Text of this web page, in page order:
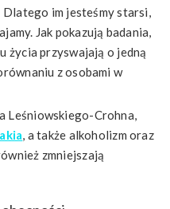
Dlatego im jesteśmy starsi,
Jak pokazują badania,
życia przyswajają o jedną
z osobami w
Leśniowskiego-Crohna,
, a także alkoholizm oraz
zmniejszają